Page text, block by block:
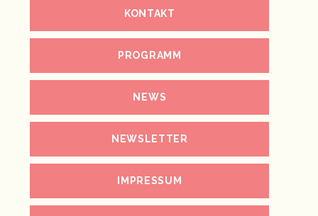
KONTAKT
PROGRAMM
NEWS
NEWSLETTER
IMPRESSUM